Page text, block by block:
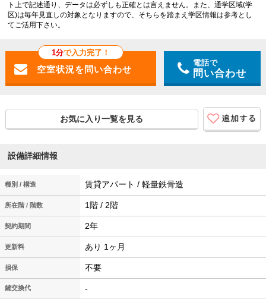
ト上で記述通り、データは必ずしも正確とは言えません。また、通学区域(学
区)は毎年見直しの対象となりますので、そちらを踏まえ学区情報は参考とし
てご活用下さい。
1分で入力完了！
電話で
問い合わせ
お気に入り一覧を見る
設備詳細情報
種別 / 構造 賃貸アパート / 軽量鉄骨造
所在階 / 階数 1階 / 2階
契約期間 2年
更新料 あり 1ヶ月
損保 不要
鍵交換代 -